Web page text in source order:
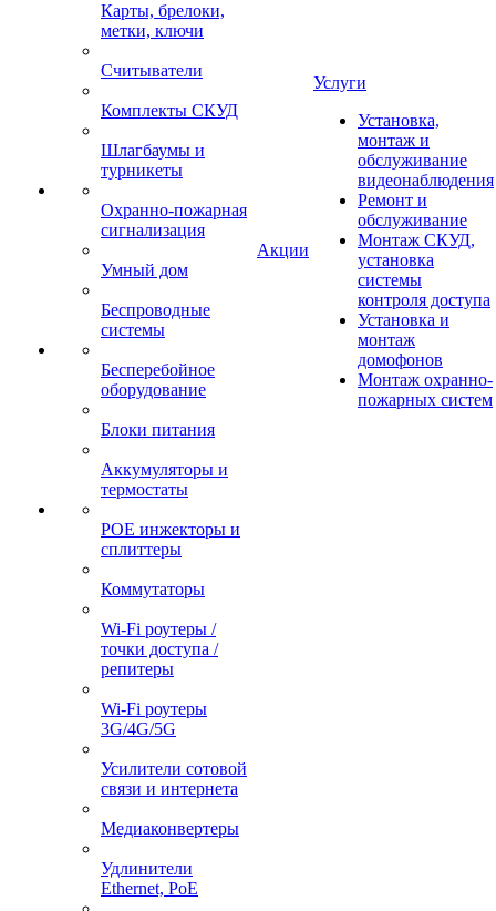
Карты, брелоки,
метки, ключи
Считыватели
Комплекты СКУД
Шлагбаумы и
турникеты
Охранно-пожарная
сигнализация
Умный дом
Беспроводные
системы
Бесперебойное
оборудование
Блоки питания
Аккумуляторы и
термостаты
POE инжекторы и
сплиттеры
Коммутаторы
Wi-Fi роутеры /
точки доступа /
репитеры
Wi-Fi роутеры
3G/4G/5G
Усилители сотовой
связи и интернета
Медиаконвертеры
Удлинители
Ethernet, PoE
Акции
Услуги
Установка,
монтаж и
обслуживание
видеонаблюдения
Ремонт и
обслуживание
Монтаж СКУД,
установка
системы
контроля доступа
Установка и
монтаж
домофонов
Монтаж охранно-
пожарных систем